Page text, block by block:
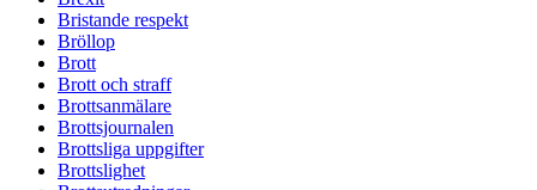
Bristande respekt
Bröllop
Brott
Brott och straff
Brottsanmälare
Brottsjournalen
Brottsliga uppgifter
Brottslighet